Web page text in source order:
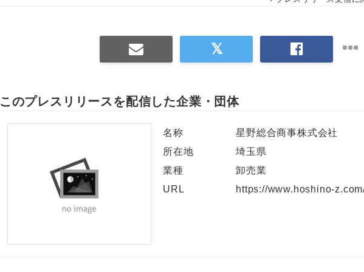
このプレスリリースを配信した企業・団体
名称
星野総合商事株式会社
所在地
埼玉県
業種
卸売業
URL
https://www.hoshino-